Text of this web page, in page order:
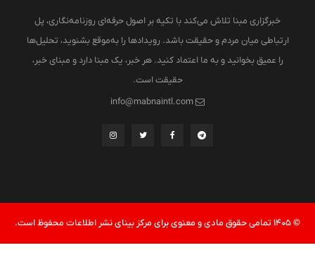
خبرگزاری مبنا تلاش می‌کند با تکیه بر اصول حرفه‌ای روزنامه‌نگاری، پل
ارتباطی میان مردم و حقیقت باشد. رویدادها را به‌موقع بشنوید، تحلیل‌ها
را عمیق بخوانید و به ما اعتماد کنید. هر خبر، یک مبنا دارد و مبنای خبر،
حقیقت است.
info@mabnaintl.com
© 1405 تمامی حقوق مادی و معنوی برای مرکز بینای نشر اطلاعات محفوظ است.